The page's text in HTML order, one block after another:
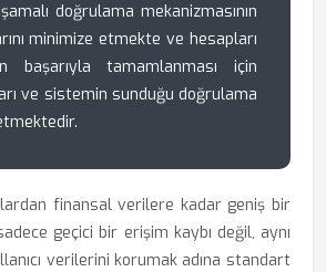
doğrulama mekanizmasının
minimize etmekte ve hesapları
başarıyla tamamlanması için
ve sistemin sunduğu doğrulama
finansal verilere kadar geniş bir
geçici bir erişim kaybı değil, aynı
verilerini korumak adına standart